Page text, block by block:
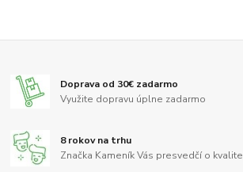
Doprava od 30€ zadarmo
Využite dopravu úplne zadarmo
8 rokov na trhu
Značka Kameník Vás presvedčí o kvalite